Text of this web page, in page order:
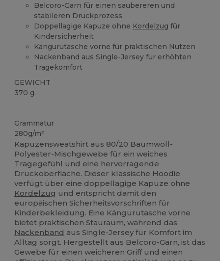
Belcoro-Garn für einen saubereren und
stabileren Druckprozess
Doppellagige Kapuze ohne Kordelzug für
Kindersicherheit
Kängurutasche vorne für praktischen Nutzen
Nackenband aus Single-Jersey für erhöhten
Tragekomfort
GEWICHT
370 g.
Grammatur
280g/m²
Kapuzensweatshirt aus 80/20 Baumwoll-
Polyester-Mischgewebe für ein weiches
Tragegefühl und eine hervorragende
Druckoberfläche. Dieser klassische Hoodie
verfügt über eine doppellagige Kapuze ohne
Kordelzug und entspricht damit den
europäischen Sicherheitsvorschriften für
Kinderbekleidung. Eine Kängurutasche vorne
bietet praktischen Stauraum, während das
Nackenband aus Single-Jersey für Komfort im
Alltag sorgt. Hergestellt aus Belcoro-Garn, ist das
Gewebe für einen weicheren Griff und einen